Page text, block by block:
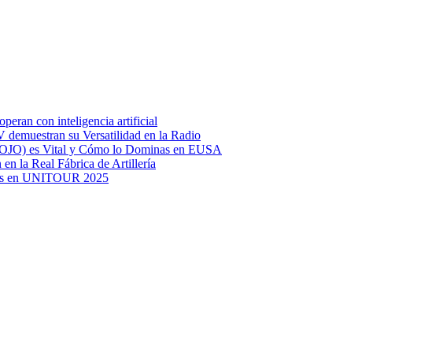
con inteligencia artificial
demuestran su Versatilidad en la Radio
es Vital y Cómo lo Dominas en EUSA
la Real Fábrica de Artillería
en UNITOUR 2025